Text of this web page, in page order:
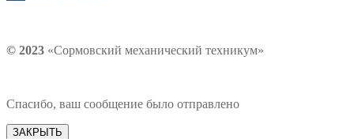
© 2023 «Сормовский механический техникум»
Спасибо, ваш сообщение было отправлено
ЗАКРЫТЬ